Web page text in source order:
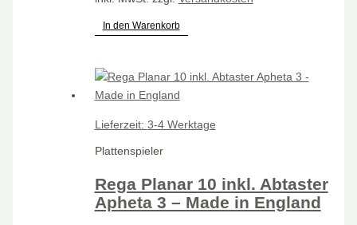
In den Warenkorb
Lieferzeit: 3-4 Werktage
Plattenspieler
Rega Planar 10 inkl. Abtaster
Apheta 3 – Made in England